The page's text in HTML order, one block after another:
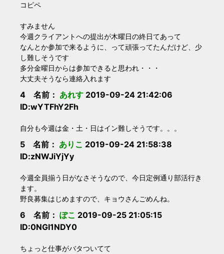
コピペ
すみません
今週クライアントへの提出が木曜日の終日てあって
なんとか参加で来るように、って頑張ってたんだけど、少
し難しそうです
多分金曜日からは参加できると思われ・・・
大丈夫そうなら連絡入れます
4 名前： あれす 2019-09-24 21:42:06
ID:wYTFhY2Fh
自分も今週は金・土・日はイン難しそうです。。。
5 名前： ありこ 2019-09-24 21:58:38
ID:zNWJiYjYy
今週全員揃う日がなさそうなので、今日定例通り部活行き
ます。
野良募集はじめますので、キョウさんごめんね。
6 名前： ぽこ 2019-09-25 21:05:15
ID:0NGI1NDY0
ちょっと仕事がバタついてて